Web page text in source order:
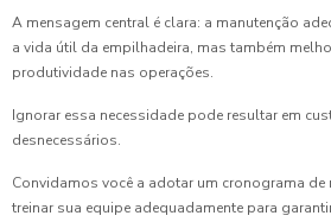
A mensagem central é clara: a manutenção
a vida útil da empilhadeira, mas também
produtividade nas operações.
Ignorar essa necessidade pode resultar em
desnecessários.
Convidamos você a adotar um cronograma de
treinar sua equipe adequadamente para